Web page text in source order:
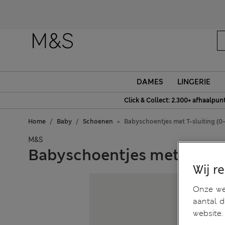
DAMES LINGERIE
Click & Collect: 2.300+
Home Baby Schoenen Babyschoentjes met T-sluiting
M&S
Babyschoentjes met T-
Wij
Onze
aantal